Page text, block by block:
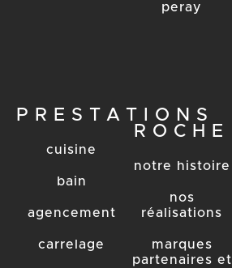
peray
PRESTATIONS
cuisine
bain
agencement
carrelage
ROCHE
notre histoire
nos
réalisations
marques
partenaires et